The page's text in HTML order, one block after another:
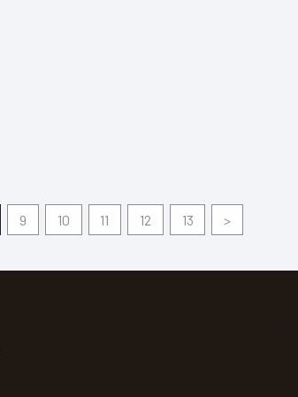
9 10 11 12 13 >